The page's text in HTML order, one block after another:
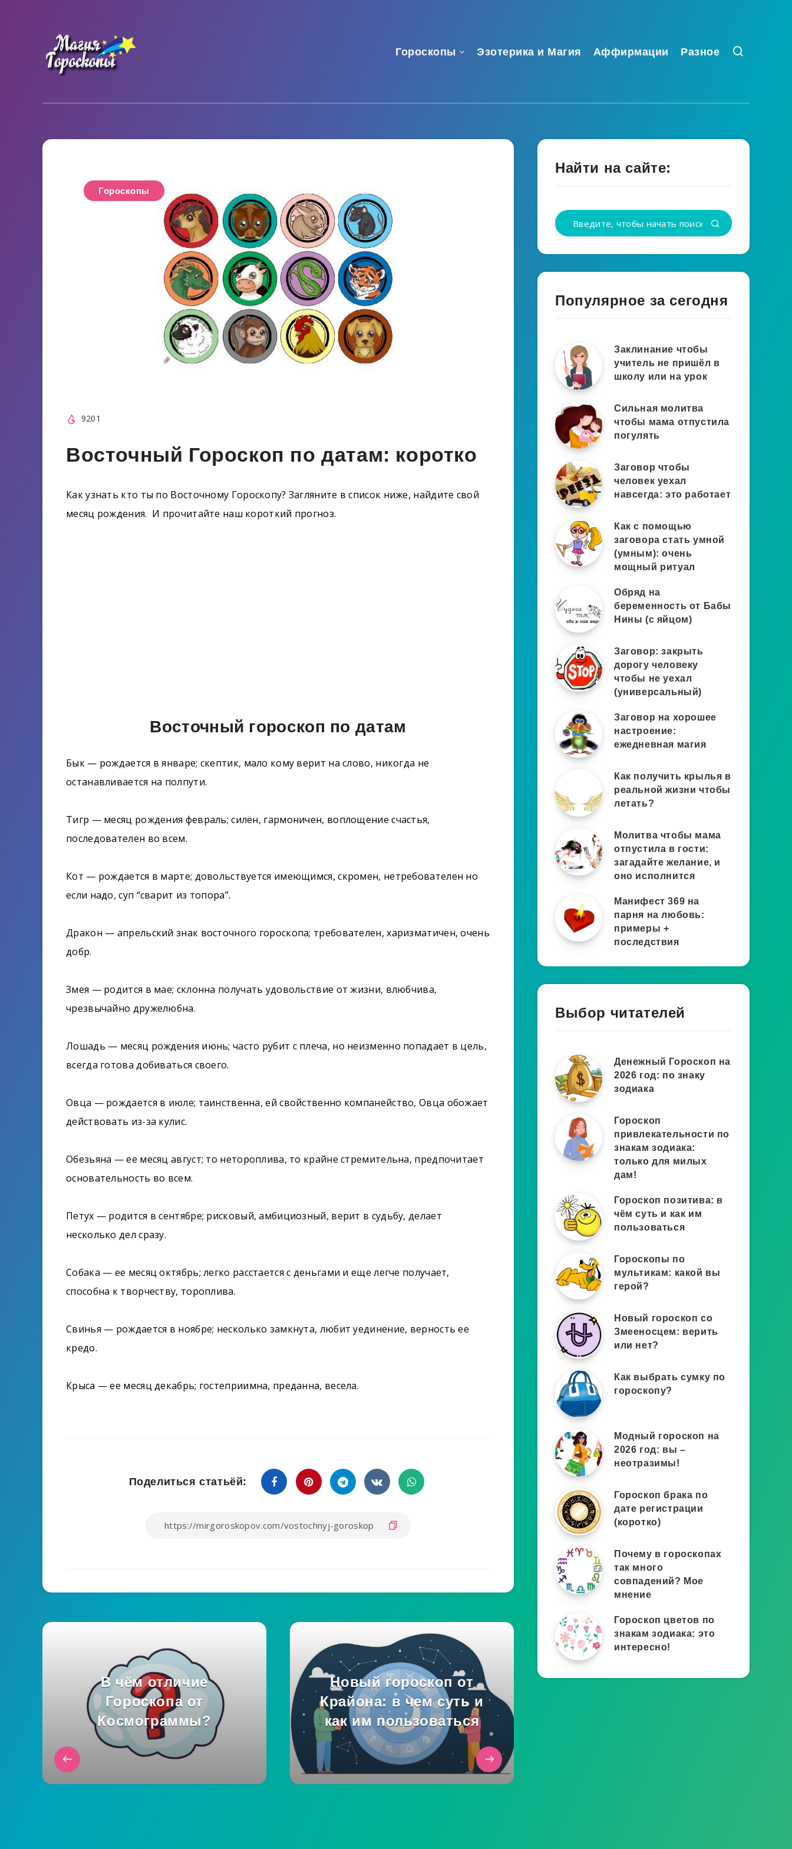
Гороскопы Эзотерика и Магия Аффирмации Разное
Гороскопы
9201
Восточный Гороскоп по датам: коротко
Как узнать кто ты по Восточному Гороскопу? Загляните в список ниже, найдите свой
месяц рождения. И прочитайте наш короткий прогноз.
Восточный гороскоп по датам
Бык — рождается в январе; скептик, мало кому верит на слово, никогда не
останавливается на полпути.
Тигр — месяц рождения февраль; силён, гармоничен, воплощение счастья,
последователен во всем.
Кот — рождается в марте; довольствуется имеющимся, скромен, нетребователен но
если надо, суп “сварит из топора”.
Дракон — апрельский знак восточного гороскопа; требователен, харизматичен, очень
добр.
Змея — родится в мае; склонна получать удовольствие от жизни, влюбчива,
чрезвычайно дружелюбна.
Лошадь — месяц рождения июнь; часто рубит с плеча, но неизменно попадает в цель,
всегда готова добиваться своего.
Овца — рождается в июле; таинственна, ей свойственно компанейство, Овца обожает
действовать из-за кулис.
Обезьяна — ее месяц август; то нетороплива, то крайне стремительна, предпочитает
основательность во всем.
Петух — родится в сентябре; рисковый, амбициозный, верит в судьбу, делает
несколько дел сразу.
Собака — ее месяц октябрь; легко расстается с деньгами и еще легче получает,
способна к творчеству, тороплива.
Свинья — рождается в ноябре; несколько замкнута, любит уединение, верность ее
кредо.
Крыса — ее месяц декабрь; гостеприимна, преданна, весела.
Поделиться статьёй:
В чём отличие
Гороскопа от
Космограммы?
Новый гороскоп от
Крайона: в чем суть и
как им пользоваться
Найти на сайте:
Популярное за сегодня
Заклинание чтобы
учитель не пришёл в
школу или на урок
Сильная молитва
чтобы мама отпустила
погулять
Заговор чтобы
человек уехал
навсегда: это работает
Как с помощью
заговора стать умной
(умным): очень
мощный ритуал
Обряд на
беременность от Бабы
Нины (с яйцом)
Заговор: закрыть
дорогу человеку
чтобы не уехал
(универсальный)
Заговор на хорошее
настроение:
ежедневная магия
Как получить крылья в
реальной жизни чтобы
летать?
Молитва чтобы мама
отпустила в гости:
загадайте желание, и
оно исполнится
Манифест 369 на
парня на любовь:
примеры +
последствия
Выбор читателей
Денежный Гороскоп на
2026 год: по знаку
зодиака
Гороскоп
привлекательности по
знакам зодиака:
только для милых
дам!
Гороскоп позитива: в
чём суть и как им
пользоваться
Гороскопы по
мультикам: какой вы
герой?
Новый гороскоп со
Змееносцем: верить
или нет?
Как выбрать сумку по
гороскопу?
Модный гороскоп на
2026 год: вы –
неотразимы!
Гороскоп брака по
дате регистрации
(коротко)
Почему в гороскопах
так много
совпадений? Мое
мнение
Гороскоп цветов по
знакам зодиака: это
интересно!